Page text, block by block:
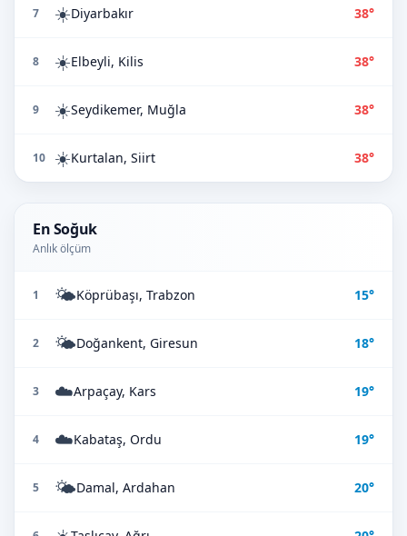
7 ☀️Diyarbakır 38°
8 ☀️Elbeyli, Kilis 38°
9 ☀️Seydikemer, Muğla 38°
10 ☀️Kurtalan, Siirt 38°
En Soğuk
Anlık ölçüm
1 🌤️Köprübaşı, Trabzon 15°
2 🌤️Doğankent, Giresun 18°
3 ☁️Arpaçay, Kars 19°
4 ☁️Kabataş, Ordu 19°
5 🌤️Damal, Ardahan 20°